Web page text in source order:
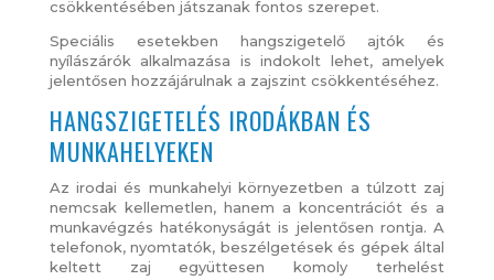
csökkentésében játszanak fontos szerepet.
Speciális esetekben hangszigetelő ajtók és
nyílászárók alkalmazása is indokolt lehet, amelyek
jelentősen hozzájárulnak a zajszint csökkentéséhez.
HANGSZIGETELÉS IRODÁKBAN ÉS
MUNKAHELYEKEN
Az irodai és munkahelyi környezetben a túlzott zaj
nemcsak kellemetlen, hanem a koncentrációt és a
munkavégzés hatékonyságát is jelentősen rontja. A
telefonok, nyomtatók, beszélgetések és gépek által
keltett zaj együttesen komoly terhelést